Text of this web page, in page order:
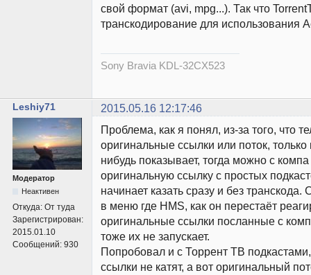
свой формат (avi, mpg...). Так что
транскодирование для использования
Sony Bravia KDL-32CX523
Leshiy71 2015.05.16 12:17:46
Модератор
Неактивен
Откуда: От туда
Зарегистрирован:
2015.01.10
Сообщений: 930
Проблема, как я понял, из-за того, что
оригинальные ссылки или поток, только
нибудь показывает, тогда можно с
оригинальную ссылку с простых
начинает казать сразу и без транскода.
в меню где HMS, как он перестаёт
оригинальные ссылки посланные с
тоже их не запускает.
Попробовал и с Торрент ТВ
ссылки не катят, а вот оригинальный